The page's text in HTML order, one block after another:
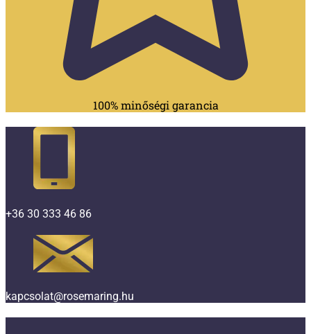
100% minőségi garancia
+36 30 333 46 86
kapcsolat@rosemaring.hu